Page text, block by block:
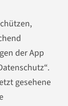
der App
gesehene